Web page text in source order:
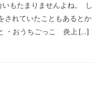
もたまりませんよね。 し
されていたこともあるとか
・おうちごっこ 炎上 […]